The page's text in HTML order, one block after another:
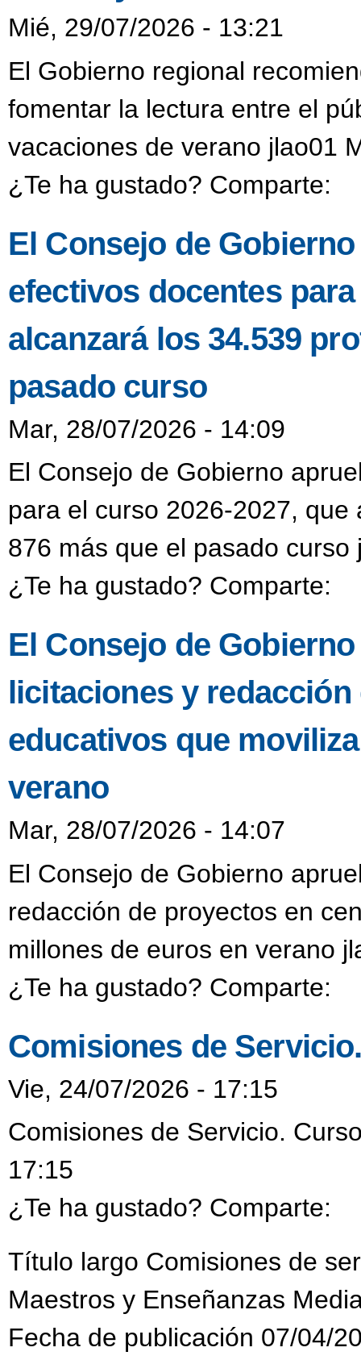
Mié, 29/07/2026 - 13:21
El Gobierno regional
fomentar la lectura entre el
vacaciones de verano jlao01
¿Te ha gustado? Comparte:
El Consejo de
efectivos docentes
alcanzará los 34.539
pasado curso
Mar, 28/07/2026 - 14:09
El Consejo de Gobierno
para el curso 2026-2027,
876 más que el pasado
¿Te ha gustado? Comparte:
El Consejo de
licitaciones y
educativos que
verano
Mar, 28/07/2026 - 14:07
El Consejo de Gobierno
redacción de proyectos en
millones de euros en verano
¿Te ha gustado? Comparte:
Comisiones de
Vie, 24/07/2026 - 17:15
Comisiones de Servicio.
17:15
¿Te ha gustado? Comparte:
Título largo Comisiones de
Maestros y Enseñanzas
Fecha de publicación 07/04/